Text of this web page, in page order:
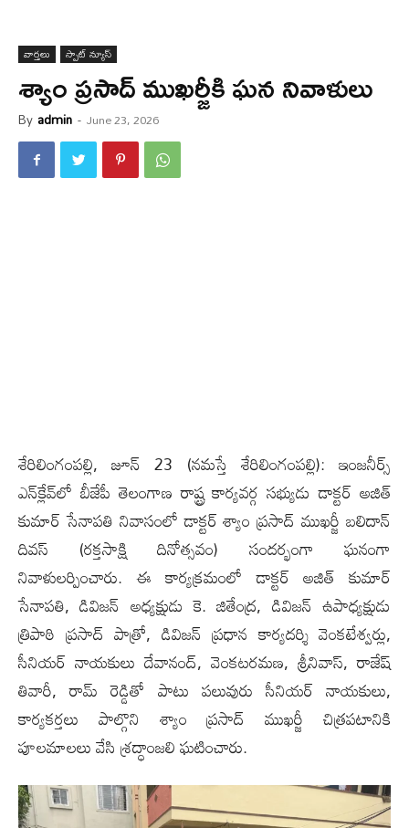
వార్త‌లు స్పాట్ న్యూస్
శ్యాం ప్రసాద్ ముఖర్జీకి ఘన నివాళులు
By admin - June 23, 2026
శేరిలింగంప‌ల్లి, జూన్ 23 (న‌మ‌స్తే శేరిలింగంప‌ల్లి): ఇంజనీర్స్
ఎన్‌క్లేవ్‌లో బీజేపీ తెలంగాణ రాష్ట్ర కార్యవర్గ సభ్యుడు డాక్టర్ అజిత్
కుమార్ సేనాపతి నివాసంలో డాక్టర్ శ్యాం ప్రసాద్ ముఖర్జీ బలిదాన్
దివస్‌ (రక్తసాక్షి దినోత్సవం) సందర్భంగా ఘనంగా
నివాళులర్పించారు. ఈ కార్యక్రమంలో డాక్టర్ అజిత్ కుమార్
సేనాపతి, డివిజన్ అధ్యక్షుడు కె. జితేంద్ర, డివిజన్ ఉపాధ్యక్షుడు
త్రిపాఠి ప్రసాద్ పాత్రో, డివిజన్ ప్రధాన కార్యదర్శి వెంకటేశ్వర్లు,
సీనియర్ నాయకులు దేవానంద్, వెంకటరమణ, శ్రీనివాస్, రాజేష్
తివారీ, రామ్ రెడ్డితో పాటు పలువురు సీనియర్ నాయకులు,
కార్యకర్తలు పాల్గొని శ్యాం ప్రసాద్ ముఖర్జీ చిత్రపటానికి
పూలమాలలు వేసి శ్రద్ధాంజలి ఘటించారు.